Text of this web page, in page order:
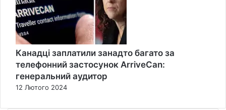
Канадці заплатили занадто багато за
телефонний застосунок ArriveCan:
генеральний аудитор
12 Лютого 2024